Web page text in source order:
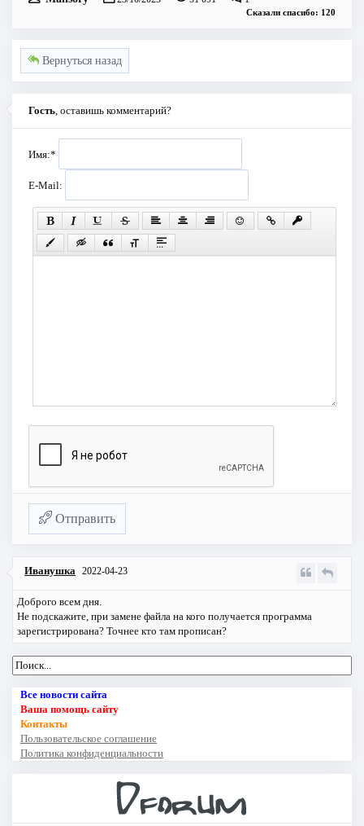
Сказали спасибо: 120
Вернуться назад
Гость , оставишь комментарий?
Имя:*
E-Mail:
Отправить
Иванушка 2022-04-23
Доброго всем дня.
Не подскажите, при замене файла на кого получается программа
зарегистрирована? Точнее кто там прописан?
Все новости сайта
Ваша помощь сайту
Контакты
Пользовательское соглашение
Политика конфиденциальности